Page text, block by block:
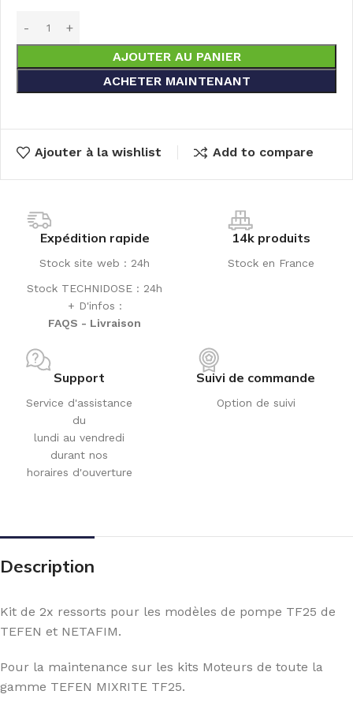
AJOUTER AU PANIER
ACHETER MAINTENANT
Ajouter à la wishlist Add to compare
Expédition rapide
Stock site web : 24h
Stock TECHNIDOSE : 24h
+ D'infos :
FAQS - Livraison
14k produits
Stock en France
Support
Service d'assistance
du
lundi au vendredi
durant nos
horaires d'ouverture
Suivi de commande
Option de suivi
Description
Kit de 2x ressorts pour les modèles de pompe TF25 de
TEFEN et NETAFIM.
Pour la maintenance sur les kits Moteurs de toute la
gamme TEFEN MIXRITE TF25.